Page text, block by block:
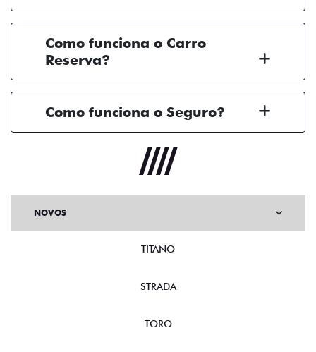
Como funciona o Carro
Reserva?
Como funciona o Seguro?
NOVOS
TITANO
STRADA
TORO